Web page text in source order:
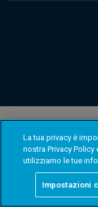
La tua privacy è
nostra Privacy
utilizziamo le tue
Impostazioni